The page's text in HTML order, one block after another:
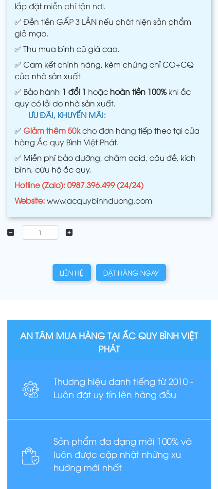
lắp đặt miễn phí tận nơi.
✅ Đền tiền GẤP 3 LẦN nếu phát hiện sản phẩm
giả mạo.
✅ Thu mua bình cũ giá cao.
✅ Cam kết chính hãng, kèm chứng chỉ CO+CQ
của nhà sản xuất
✅ Bảo hành 1 đổi 1 hoặc hoàn tiền 100%khi ắc
quy có lỗi do nhà sản xuất.
ƯU ĐÃI, KHUYẾN MÃI:
✅ Giảm thêm 50kcho đơn hàng tiếp theo tại cửa
hàng Ắc quy Bình Việt Phát.
✅ Miễn phí bảo dưỡng, châm acid, câu đề, kích
bình, cứu hộ ắc quy.
Hotline (Zalo): 0987.396.499 (24/24)
Website:www.acquybinhduong.com
LIÊN HỆ ĐẶT HÀNG NGAY
AN TÂM MUA HÀNG TẠI ẮC QUY BÌNH VIỆT
PHÁT
Thương hiệu danh tiếng từ 2010 -
Luôn đặt uy tín lên hàng đầu
Sản phẩm đa dạng mới 100% và
luôn được cập nhật những xu
hướng mới nhất